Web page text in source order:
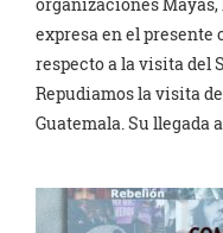
expresa en el
respecto a la visita del
Repudiamos la visita
Guatemala. Su llegada